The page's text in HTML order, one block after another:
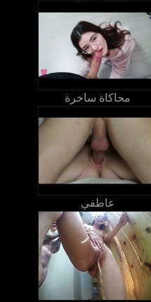
محاكاة ساخرة
عاطفي